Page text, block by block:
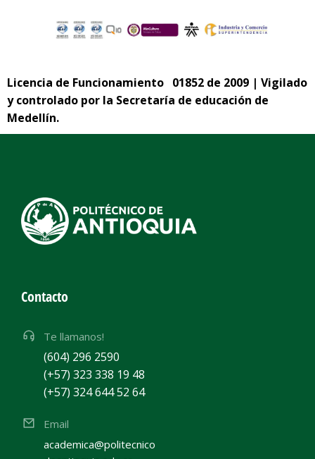
Licencia de Funcionamiento 01852 de 2009 | Vigilado
y controlado por la Secretaría de educación de
Medellín.
Contacto
Te llamanos!
(604) 296 2590
(+57) 323 338 19 48
(+57) 324 644 52 64
Email
academica@politecnico